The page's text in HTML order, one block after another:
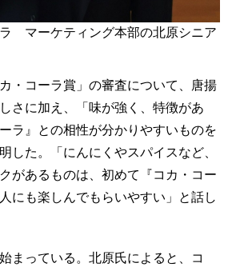
マーケティング本部の北原シニア
・コーラ賞」の審査について、唐揚
さに加え、「味が強く、特徴があ
ラ』との相性が分かりやすいものを
した。「にんにくやスパイスなど、
があるものは、初めて『コカ・コー
にも楽しんでもらいやすい」と話し
まっている。北原氏によると、コ